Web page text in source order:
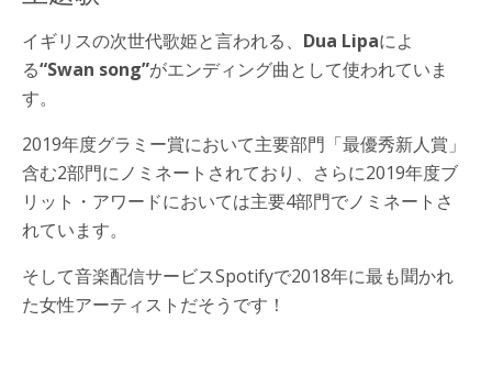
イギリスの次世代歌姫と言われる、 Dua Lipaによ
る“Swan song”がエンディング曲として使われていま
す。
2019年度グラミー賞において主要部門「最優秀新人賞」
含む2部門にノミネートされており、さらに2019年度ブ
リット・アワードにおいては主要4部門でノミネートさ
れています。
そして音楽配信サービスSpotifyで2018年に最も聞かれ
た女性アーティストだそうです！